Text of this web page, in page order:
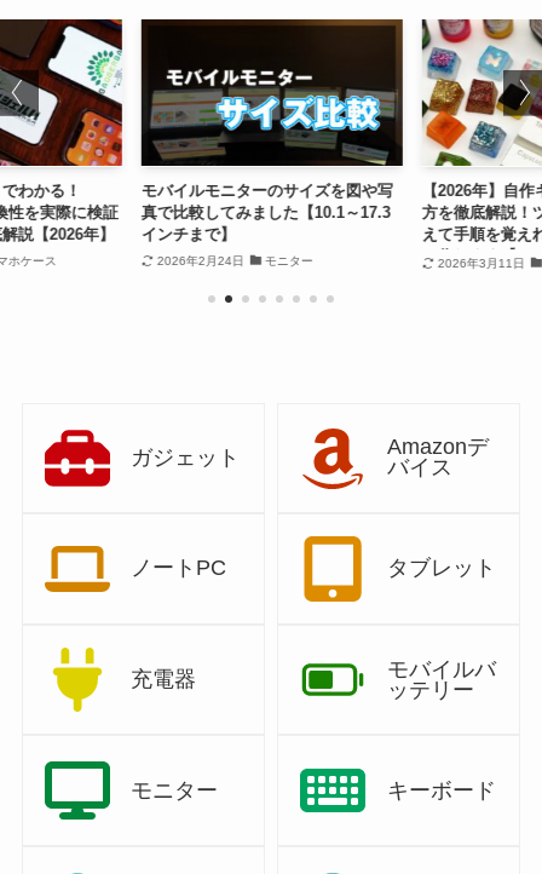
わかる！
性を実際に検証
説【2026年】
ホケース
モバイルモニターのサイズを図や写
真で比較してみました【10.1～17.3
インチまで】
2026年2月24日 モニター
【2026年】自
方を徹底解説！
えて手順を覚え
に作れます【
2026年3月11日
ガジェット
Amazonデ
バイス
ノートPC タブレット
充電器
モバイルバ
ッテリー
モニター キーボード